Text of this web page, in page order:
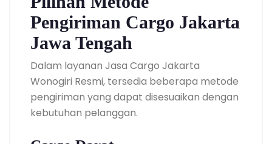
Pengiriman Cargo Jakarta
Jawa Tengah
Dalam layanan Jasa Cargo Jakarta
Wonogiri Resmi, tersedia beberapa metode
pengiriman yang dapat disesuaikan dengan
kebutuhan pelanggan.